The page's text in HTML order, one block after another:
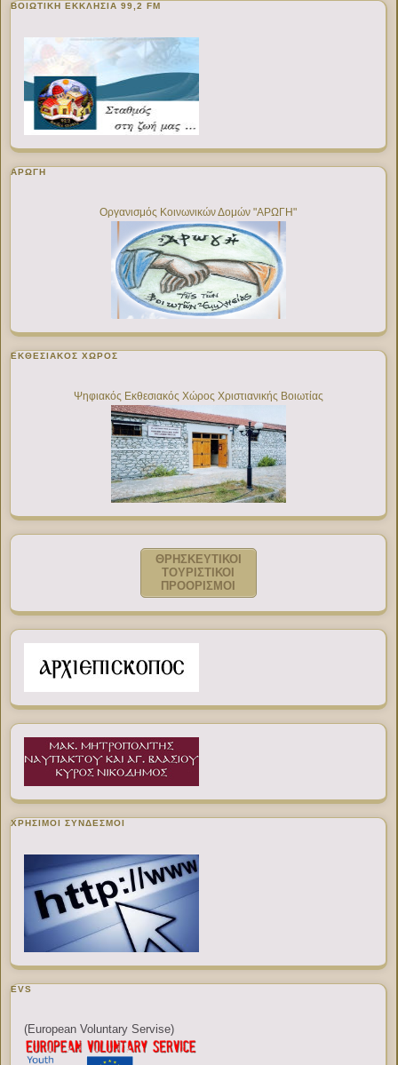
ΒΟΙΩΤΙΚΉ ΕΚΚΛΗΣΊΑ 99,2 FM
ΑΡΩΓΗ
Οργανισμός Κοινωνικών Δομών "ΑΡΩΓΗ"
ΕΚΘΕΣΙΑΚΌΣ ΧΏΡΟΣ
Ψηφιακός Εκθεσιακός Χώρος Χριστιανικής Βοιωτίας
ΘΡΗΣΚΕΥΤΙΚΟΙ
ΤΟΥΡΙΣΤΙΚΟΙ
ΠΡΟΟΡΙΣΜΟΙ
ΧΡΉΣΙΜΟΙ ΣΎΝΔΕΣΜΟΙ
EVS
(European Voluntary Servise)